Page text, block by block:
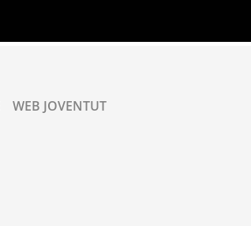
WEB JOVENTUT